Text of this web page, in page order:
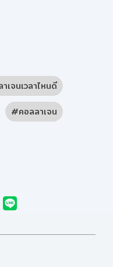
เจนเวลาไหนดี
คอลลาเจน